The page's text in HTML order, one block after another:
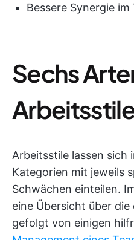
Bessere Synergie im
Sechs
Arbeitsstile lassen sich
Kategorien mit jeweils
Schwächen einteilen.
eine Übersicht über
gefolgt von einigen